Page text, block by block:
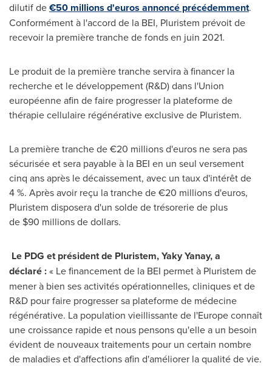
dilutif de€50 millions d'euros annoncé précédemment.
Conformément à l'accord de la BEI, Pluristem prévoit de
recevoir la première tranche de fonds en juin 2021.
Le produit de la première tranche servira à financer la
recherche et le développement (R&D) dans l'Union
européenne afin de faire progresser la plateforme de
thérapie cellulaire régénérative exclusive de Pluristem.
La première tranche de €20 millions d'euros ne sera pas
sécurisée et sera payable à la BEI en un seul versement
cinq ans après le décaissement, avec un taux d'intérêt de
4 %. Après avoir reçu la tranche de €20 millions d'euros,
Pluristem disposera d'un solde de trésorerie de plus
de $90 millions de dollars.
Le PDG et président de Pluristem, Yaky Yanay, a
déclaré :« Le financement de la BEI permet à Pluristem de
mener à bien ses activités opérationnelles, cliniques et de
R&D pour faire progresser sa plateforme de médecine
régénérative. La population vieillissante de l'Europeconnaît
une croissance rapide et nous pensons qu'elle a un besoin
évident de nouveaux traitements pour un certain nombre
de maladies et d'affections afin d'améliorer la qualité de vie.